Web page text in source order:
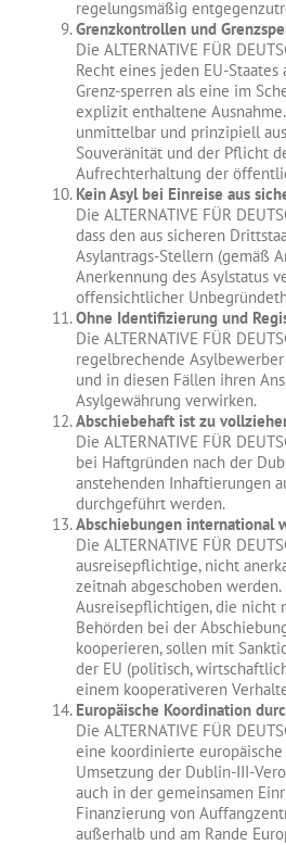
regelungsmäßig
Grenzkontrollen und
Die ALTERNATIVE FÜR
Recht eines jeden EU-
Grenz-sperren als eine im
explizit enthaltene
unmittelbar und prinzipiell
Souveränität und der Pflicht
Aufrechterhaltung der
Kein Asyl bei Einreise aus
Die ALTERNATIVE FÜR
dass den aus sicheren
Asylantrags-Stellern (gemäß
Anerkennung des Asylstatus
offensichtlicher
Ohne Identifizierung und
Die ALTERNATIVE FÜR
regelbrechende
und in diesen Fällen ihren
Asylgewährung verwirken.
Abschiebehaft ist zu
Die ALTERNATIVE FÜR
bei Haftgründen nach der
anstehenden Inhaftierungen
durchgeführt werden.
Abschiebungen international
Die ALTERNATIVE FÜR
ausreisepflichtige, nicht
zeitnah abgeschoben
Ausreisepflichtigen, die nicht
Behörden bei der
kooperieren, sollen mit
der EU (politisch,
einem kooperativeren
Europäische Koordination
Die ALTERNATIVE FÜR
eine koordinierte
Umsetzung der Dublin-III-
auch in der gemeinsamen
Finanzierung von
außerhalb und am Rande